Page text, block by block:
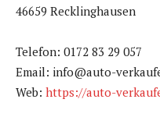
46659 Recklinghausen
Telefon: 0172 83 29 057
Email: info@auto-
Web: https://auto-